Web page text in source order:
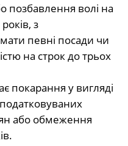
позбавлення волі на
з
певні посади чи
на строк до трьох
покарання у вигляді
або обмеження